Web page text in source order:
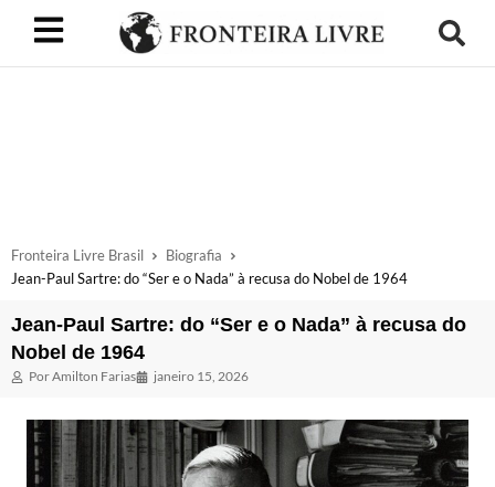
Fronteira Livre Brasil
Biografia
Jean-Paul Sartre: do “Ser e o Nada” à recusa do Nobel de 1964
Jean-Paul Sartre: do “Ser e o Nada” à recusa do
Nobel de 1964
PorAmilton Farias janeiro 15, 2026